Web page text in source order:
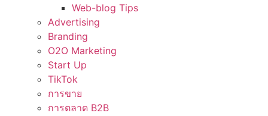
Web-blog Tips
Advertising
Branding
O2O Marketing
Start Up
TikTok
การขาย
การตลาด B2B